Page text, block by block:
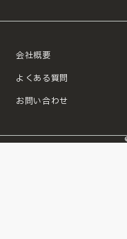
会社概要
よくある質問
お問い合わせ